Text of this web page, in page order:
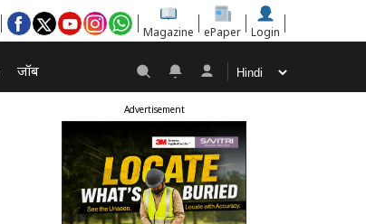
Magazine ePaper Login
जॉब
Advertisement